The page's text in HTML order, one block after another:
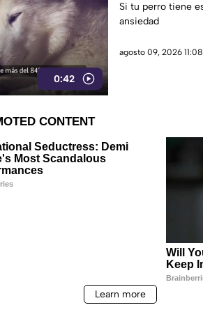
0:42
los dueños
Si tu perro tiene
ansiedad
agosto 09, 2026